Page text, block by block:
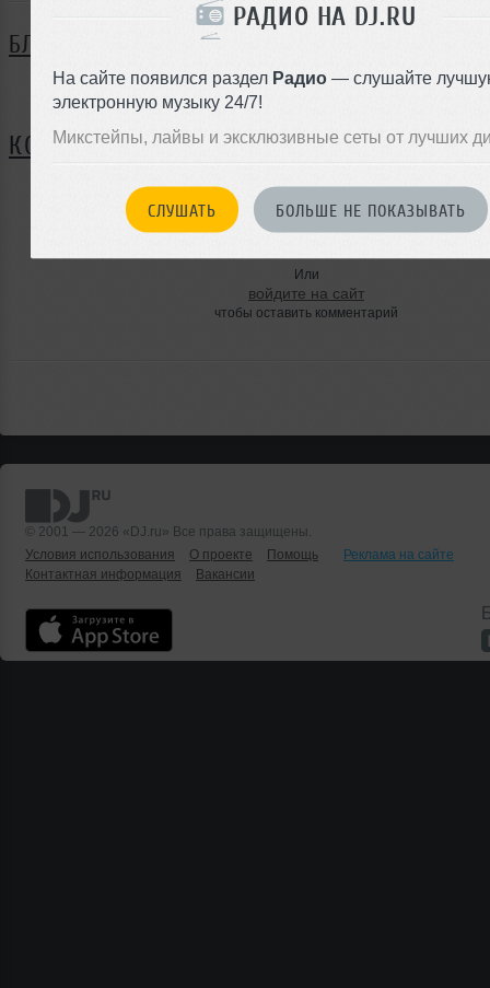
РАДИО НА DJ.RU
На сайте появился раздел Радио — слушайте
электронную музыку 24/7!
Микстейпы, лайвы и эксклюзивные сеты от лучших
СЛУШАТЬ БОЛЬШЕ НЕ ПОКАЗЫВАТЬ
БЛОГ
Нет записей в блоге
КОММЕНТАРИИ
ЗАРЕГИСТРИРУЙТЕСЬ
Или
войдите на сайт
чтобы оставить комментарий
© 2001 — 2026 «DJ.ru» Все права защищены.
Условия использования
О проекте Помощь
Реклама на сайте
Контактная информация
Вакансии